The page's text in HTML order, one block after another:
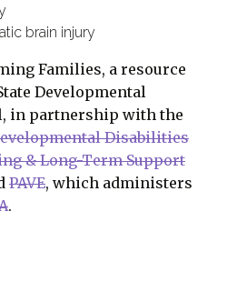
brain injury
Families, a resource
Developmental
in partnership with the
Disabilities
& Long-Term Support
PAVE, which administers
.